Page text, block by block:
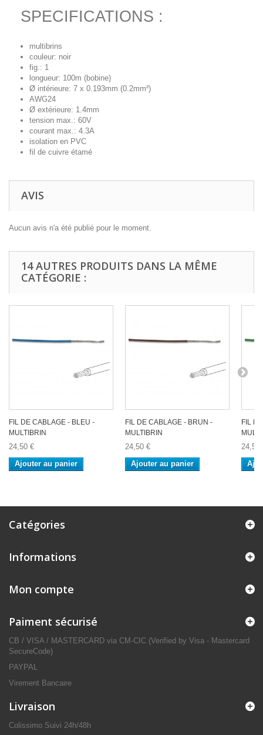
SPECIFICATIONS :
multibrins
couleur: noir
fig.: 1
longueur: 100m (bobine)
Ø intérieure: 7 x 0.193mm (0.2mm²)
AWG24
Ø extérieure: 1.4mm
tension max.: 60V
courant max.: 4.3A
isolation en PVC
fil de cuivre étamé
AVIS
Aucun avis n'a été publié pour le moment.
14 AUTRES PRODUITS DANS LA MÊME
CATÉGORIE :
FIL DE CABLAGE - BLEU -
MULTIBRIN
24,50 €
Ajouter au panier
FIL DE CABLAGE - BRUN -
MULTIBRIN
24,50 €
Ajouter au panier
FIL
24,50
Catégories
Informations
Mon compte
Paiment sécurisé
CB / VISA / MASTERCARD via CM-CIC (Verified by Visa - Mastercard
SecureCode)
PAYPAL
Virement Bancaire
Livraison
Colissimo Suivi 24h/48h